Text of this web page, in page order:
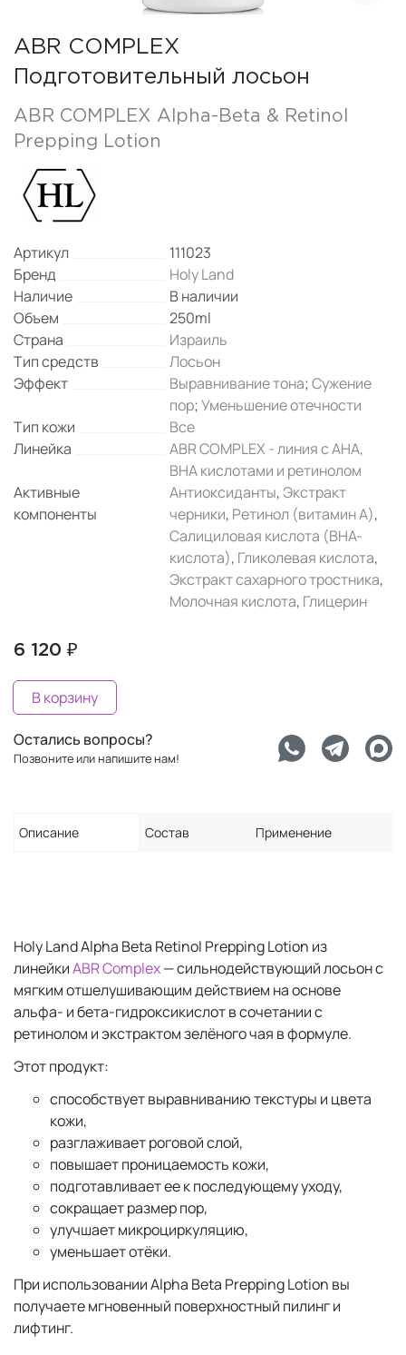
ABR COMPLEX
Подготовительный лосьон
ABR COMPLEX Alpha-Beta & Retinol
Prepping Lotion
Артикул
111023
Бренд
Holy Land
Наличие
В наличии
Объем
250ml
Страна
Израиль
Тип средств
Лосьон
Эффект
Выравнивание тона;Сужение
пор;Уменьшение отечности
Тип кожи
Все
Линейка
ABR COMPLEX - линия с AHA,
BHA кислотами и ретинолом
Активные
компоненты
Антиоксиданты,Экстракт
черники, Ретинол (витамин А),
Салициловая кислота (ВНА-
кислота), Гликолевая кислота,
Экстракт сахарного тростника,
Молочная кислота, Глицерин
6 120 ₽
В корзину
Остались вопросы?
Позвоните или напишите нам!
Описание Состав Применение
Holy Land Alpha Beta Retinol Prepping Lotion из
линейкиABR Complex— сильнодействующий лосьон с
мягким отшелушивающим действием на основе
альфа- и бета-гидроксикислот в сочетании с
ретинолом и экстрактом зелёного чая в формуле.
Этот продукт:
способствует выравниванию текстуры и цвета
кожи,
разглаживает роговой слой,
повышает проницаемость кожи,
подготавливает ее к последующему уходу,
сокращает размер пор,
улучшает микроциркуляцию,
уменьшает отёки.
При использовании Alpha Beta Prepping Lotion вы
получаете мгновенный поверхностный пилинг и
лифтинг.